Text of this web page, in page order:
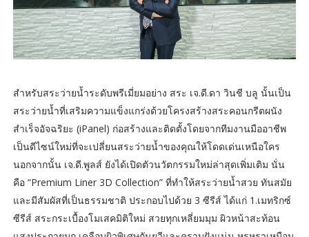
สำหรับสระว่ายน้ำระดับพรีเมี่ยมอย่าง สระ เจ.ดี.ดา วินชี บลู นั้นเป็น
สระว่ายน้ำที่เสริมความแข็งแกร่งด้วยโครงสร้างสระคอนกรีตผนัง
สำเร็จอัจฉริยะ (iPanel) ก่อสร้างและติดตั้งโดยจากทีมงานมืออาชีพ
เป็นดีไซน์ใหม่ที่จะเปลี่ยนสระว่ายน้ำของคุณให้โดดเด่นเหนือใคร
นอกจากนั้น เจ.ดี.พูลส์ ยังได้เปิดตัวนวัตกรรมใหม่ล่าสุดเพิ่มเติม นั่น
คือ “Premium Liner 3D Collection” ที่ทำให้สระว่ายน้ำสวย ทันสมัย
และมีสัมผัสที่เป็นธรรมชาติ ประกอบไปด้วย 3 ซีรีส์ ได้แก่ 1.เมทริกซ์
ซีรีส์ สระกระเบื้องโมเสคมิติใหม่ สวยทุกเหลี่ยมมุม ผิวหน้าสะท้อน